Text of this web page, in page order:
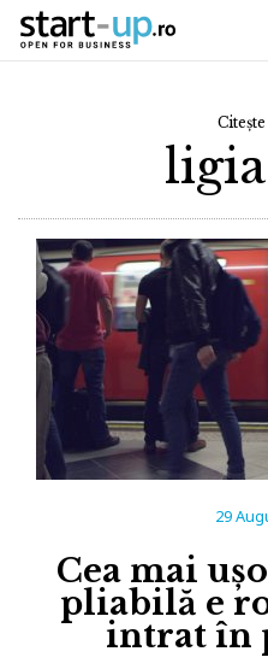
29
Cea mai
pliabilă e
intrat în